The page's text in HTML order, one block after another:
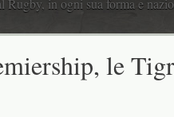
Rugby, in ogni sua forma e
le